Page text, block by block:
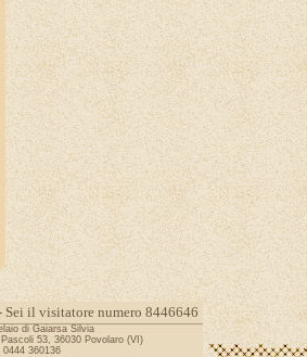
Sei il visitatore numero 8446646
di Gaiarsa Silvia
53, 36030 Povolaro (VI)
0444 360136